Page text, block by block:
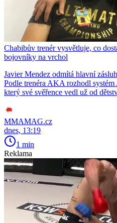
Chabibův trenér vysvětluje, co
bojovníky na vrchol
Javier Mendez odmítá hlavní
Podle trenéra AKA rozhodl
který své svěřence vedl už od
MMAMAG.cz
dnes, 13:19
1 min
Reklama